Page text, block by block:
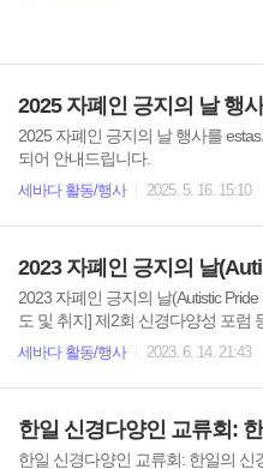
2025 자폐인 긍지의 날 행
2025 자폐인 긍지의 날 행사를
되어 안내드립니다.
세바다 활동/행사 2025. 5. 16. 15:10
2023 자폐인 긍지의 날(Autistic
도 및 취지] 제2회 신경다양성 포럼
신경다양성 모임 및 행사가 열리고
리를 주장하는 모임은 여전히 필요
자계와 시민사회계의 협력체제를
들고자 합니다. [일시] 2023년 6월
세바다 활동/행사 2023. 6. 14. 21:43
한일 신경다양인 교류회: 한일의 신